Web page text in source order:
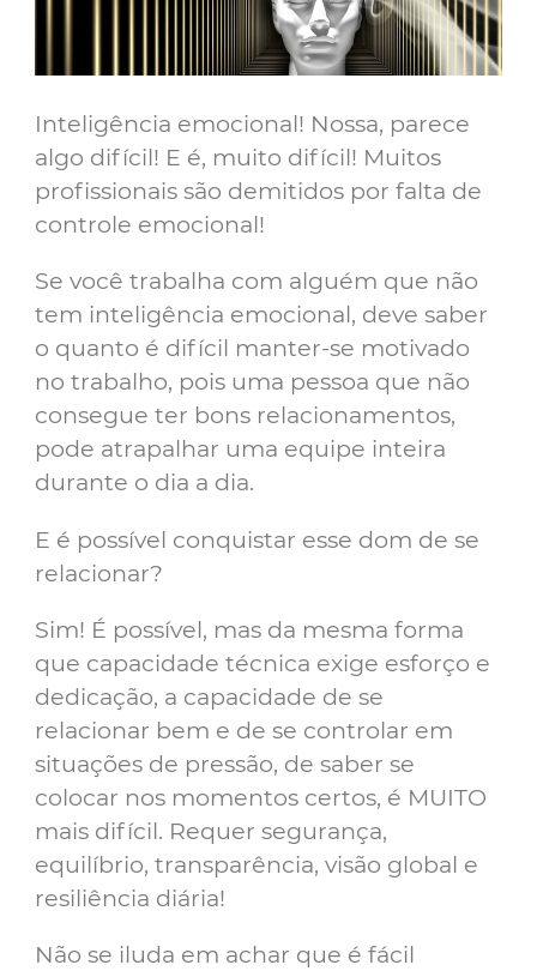
Inteligência emocional! Nossa, parece
algo difícil! E é, muito difícil! Muitos
profissionais são demitidos por falta de
controle emocional!
Se você trabalha com alguém que não
tem inteligência emocional, deve saber
o quanto é difícil manter-se motivado
no trabalho, pois uma pessoa que não
consegue ter bons relacionamentos,
pode atrapalhar uma equipe inteira
durante o dia a dia.
E é possível conquistar esse dom de se
relacionar?
Sim! É possível, mas da mesma forma
que capacidade técnica exige esforço e
dedicação, a capacidade de se
relacionar bem e de se controlar em
situações de pressão, de saber se
colocar nos momentos certos, é MUITO
mais difícil. Requer segurança,
equilíbrio, transparência, visão global e
resiliência diária!
Não se iluda em achar que é fácil